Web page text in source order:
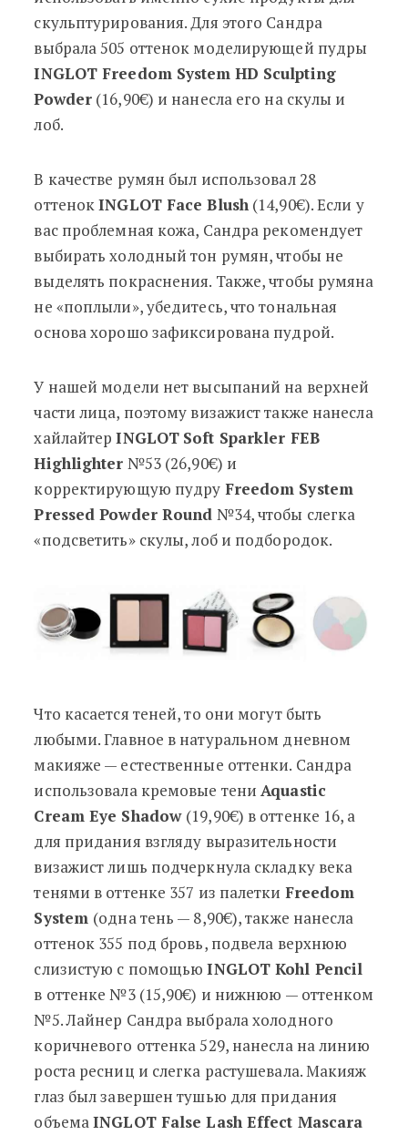
скульптурирования. Для этого Сандра
выбрала 505 оттенок моделирующей пудры
INGLOT Freedom System HD Sculpting
Powder (16,90€) и нанесла его на скулы и
лоб.
В качестве румян был использовал 28
оттенокINGLOT Face Blush(14,90€). Если у
вас проблемная кожа, Сандра рекомендует
выбирать холодный тон румян, чтобы не
выделять покраснения. Также, чтобы румяна
не «поплыли», убедитесь, что тональная
основа хорошо зафиксирована пудрой.
У нашей модели нет высыпаний на верхней
части лица, поэтому визажист также нанесла
хайлайтерINGLOT Soft Sparkler FEB
Highlighter №53 (26,90€) и
корректирующую пудру Freedom System
Pressed Powder Round №34, чтобы слегка
«подсветить» скулы, лоб и подбородок.
Что касается теней, то они могут быть
любыми. Главное в натуральном дневном
макияже — естественные оттенки. Сандра
использовала кремовые тениAquastic
Cream Eye Shadow (19,90€) в оттенке 16, а
для придания взгляду выразительности
визажист лишь подчеркнула складку века
тенями в оттенке 357 из палетки Freedom
System (одна тень — 8,90€), также нанесла
оттенок 355 под бровь, подвела верхнюю
слизистую с помощьюINGLOT Kohl Pencil
в оттенке №3 (15,90€) и нижнюю — оттенком
№5. Лайнер Сандра выбрала холодного
коричневого оттенка 529, нанесла на линию
роста ресниц и слегка растушевала. Макияж
глаз был завершен тушью для придания
объемаINGLOT False Lash Effect Mascara